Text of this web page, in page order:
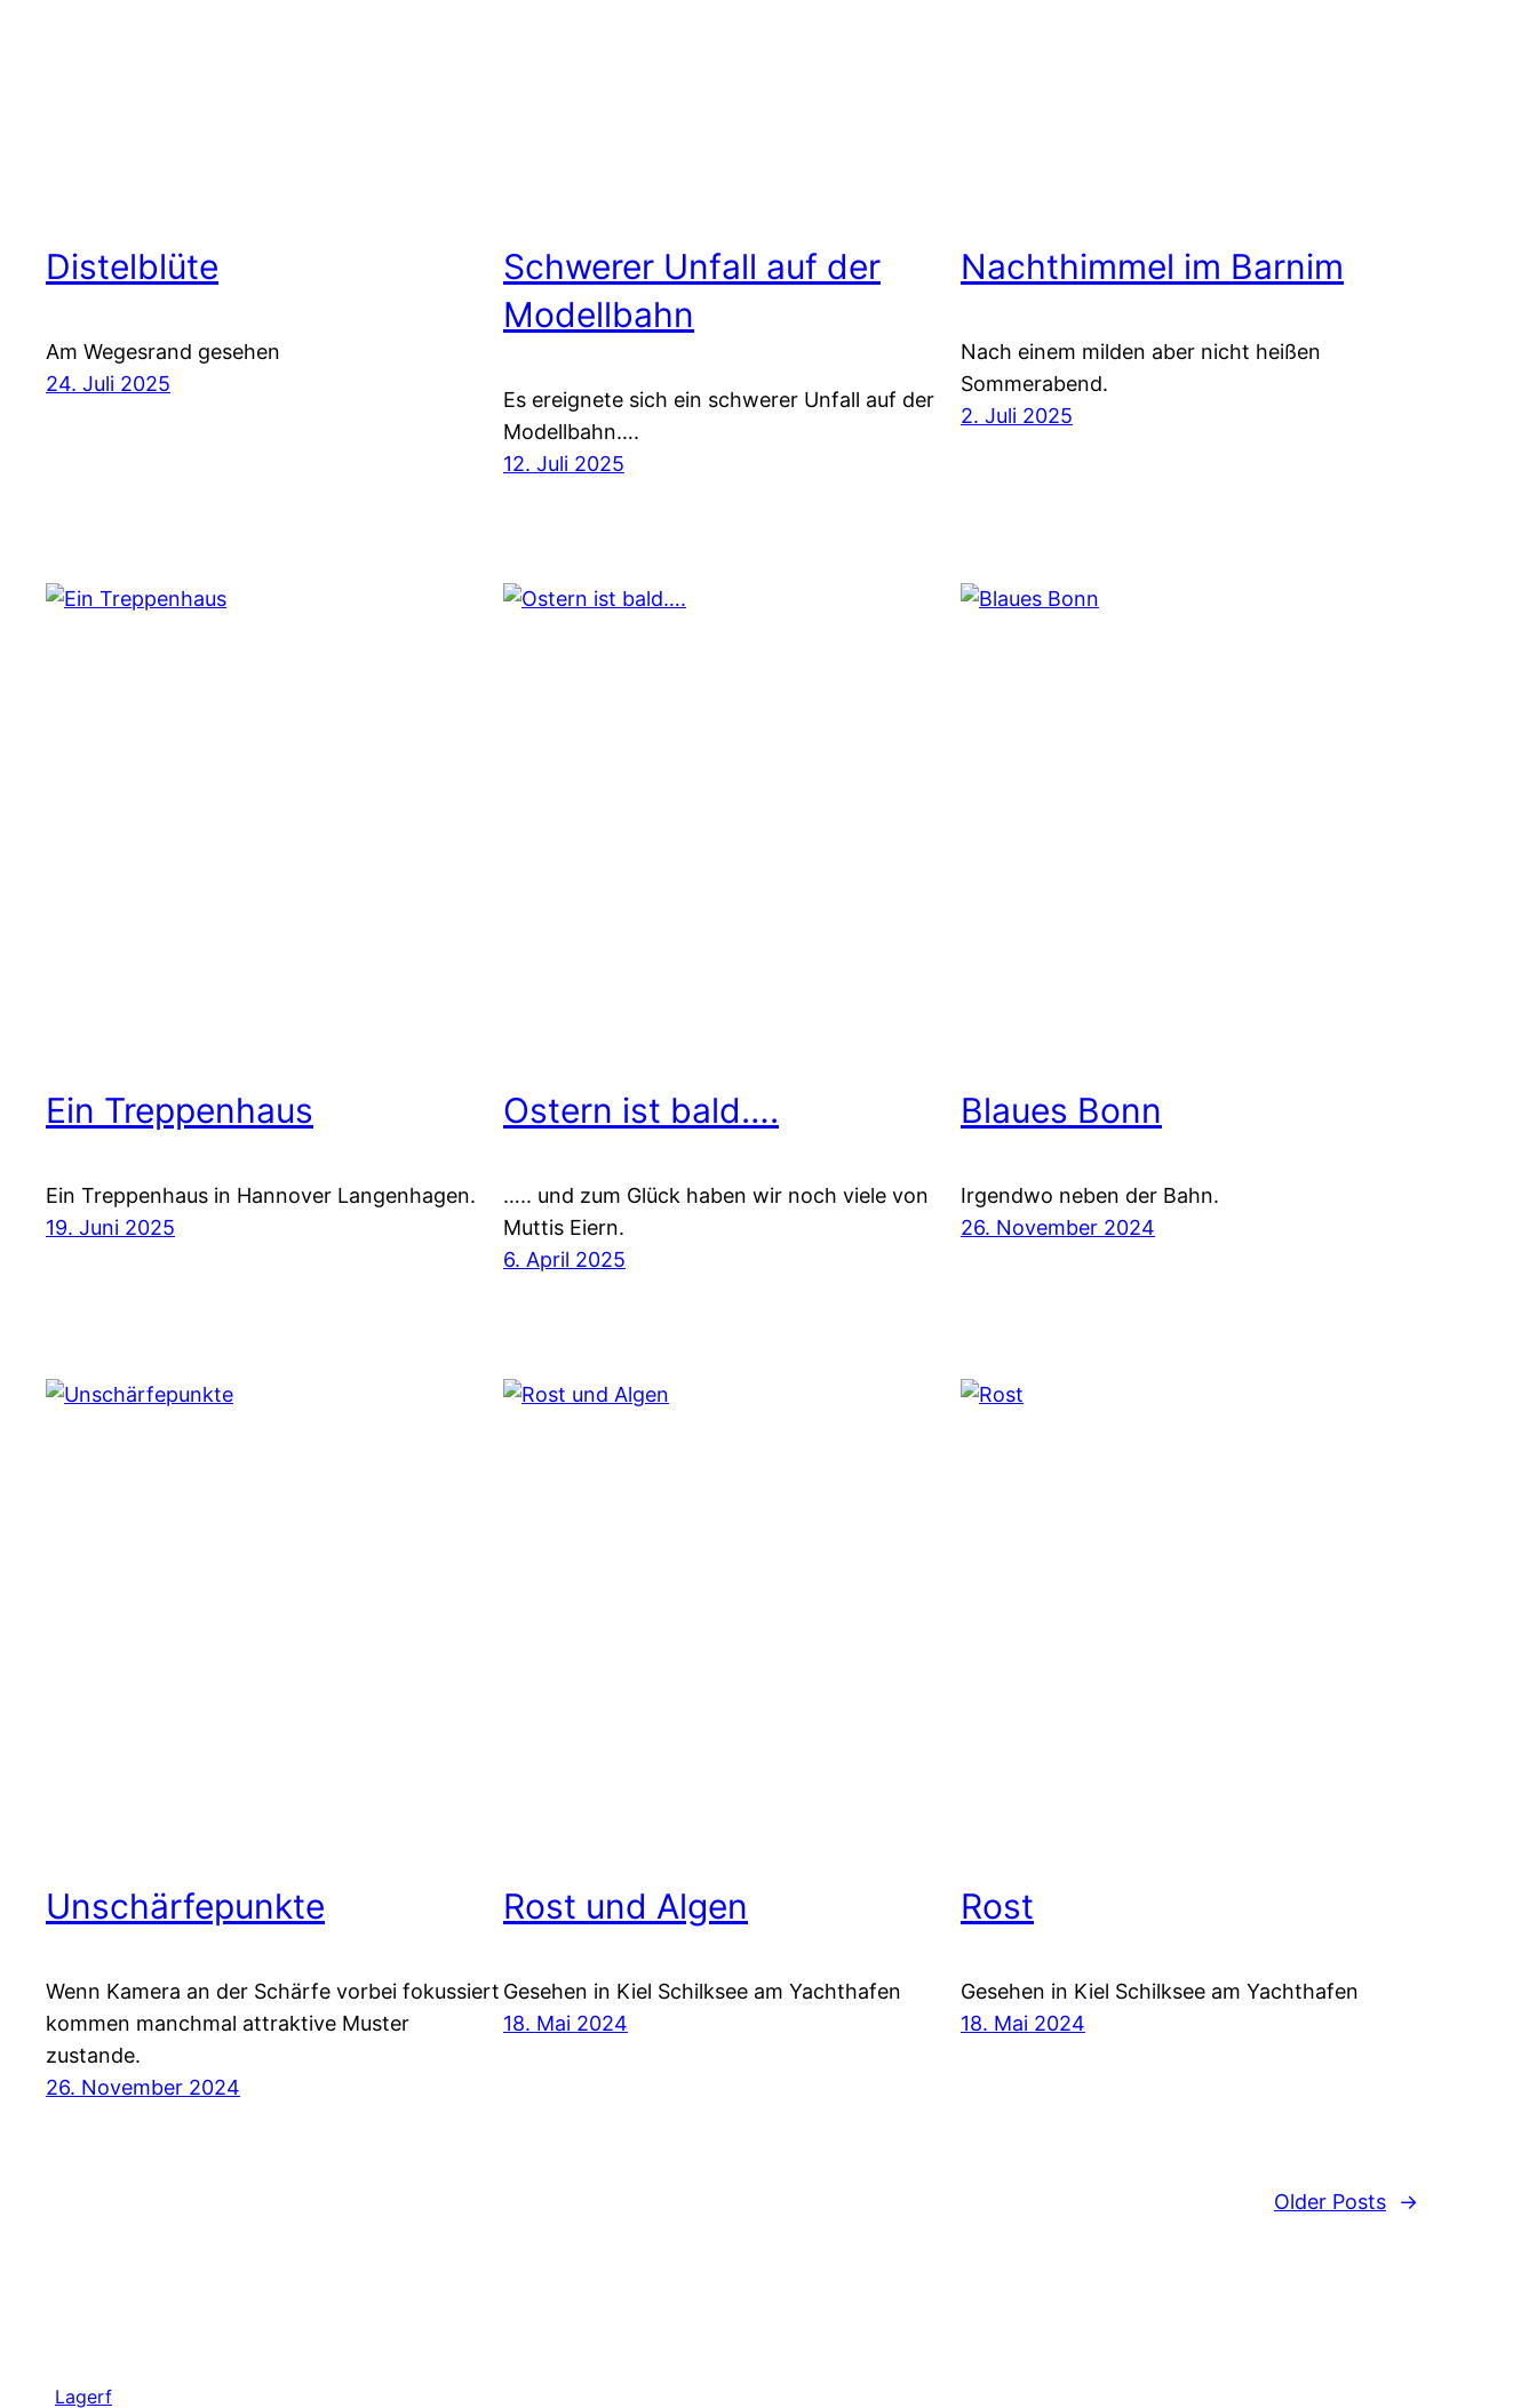
Distelblüte
Am Wegesrand gesehen
24. Juli 2025
Schwerer Unfall auf der
Modellbahn
Es ereignete sich ein schwerer Unfall auf der
Modellbahn….
12. Juli 2025
Nachthimmel im Barnim
Nach einem milden aber nicht heißen
Sommerabend.
2. Juli 2025
Ein Treppenhaus
Ein Treppenhaus in Hannover Langenhagen.
19. Juni 2025
Ostern ist bald….
….. und zum Glück haben wir noch viele von
Muttis Eiern.
6. April 2025
Blaues Bonn
Irgendwo neben der Bahn.
26. November 2024
Unschärfepunkte
Wenn Kamera an der Schärfe vorbei fokussiert
kommen manchmal attraktive Muster
zustande.
26. November 2024
Rost und Algen
Gesehen in Kiel Schilksee am Yachthafen
18. Mai 2024
Rost
Gesehen in Kiel Schilksee am Yachthafen
18. Mai 2024
Older Posts →
Lagerf